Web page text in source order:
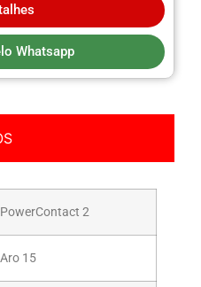
Whatsapp
PowerContact 2
Aro 15